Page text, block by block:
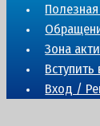
Зона
Вход /